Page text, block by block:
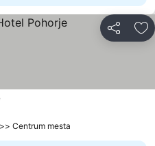
Zdieľať
Centrum mesta